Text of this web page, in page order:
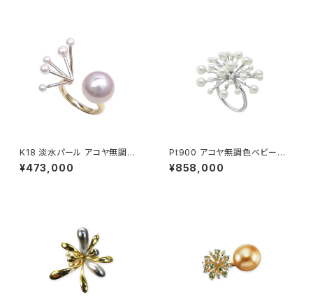
K18 淡水パール アコヤ無調色
ベビーパール リング
¥473,000
Pt900 アコヤ無調色ベビーパ
ール ダイヤモンド リング
¥858,000